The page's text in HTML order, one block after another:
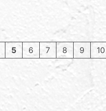
5 6 7 8 9 10